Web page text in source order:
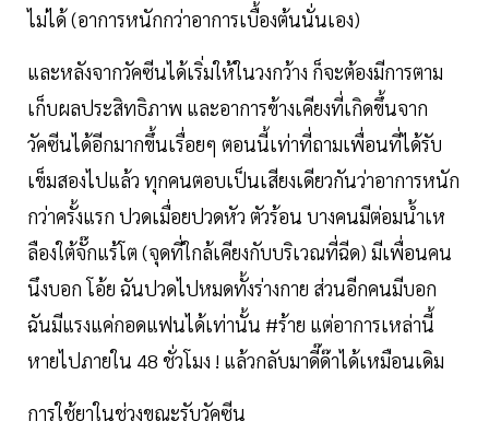
ไม่ได้ (อาการหนักกว่าอาการเบื้องต้นนั่นเอง)
และหลังจากวัคซีนได้เริ่มให้ในวงกว้าง ก็จะต้องมีการตาม
เก็บผลประสิทธิภาพ และอาการข้างเคียงที่เกิดขึ้นจาก
วัคซีนได้อีกมากขึ้นเรื่อยๆ ตอนนี้เท่าที่ถามเพื่อนที่ได้รับ
เข็มสองไปแล้ว ทุกคนตอบเป็นเสียงเดียวกันว่าอาการหนัก
กว่าครั้งแรก ปวดเมื่อยปวดหัว ตัวร้อน บางคนมีต่อมน้ำเห
ลืองใต้จั๊กแร้โต (จุดที่ใกล้เคียงกับบริเวณที่ฉีด) มีเพื่อนคน
นึงบอก โอ้ย ฉันปวดไปหมดทั้งร่างกาย ส่วนอีกคนมีบอก
ฉันมีแรงแค่กอดแฟนได้เท่านั้น #ร้าย แต่อาการเหล่านี้
หายไปภายใน 48 ชั่วโมง ! แล้วกลับมาดี๊ด๊าได้เหมือนเดิม
การใช้ยาในช่วงขณะรับวัคซีน